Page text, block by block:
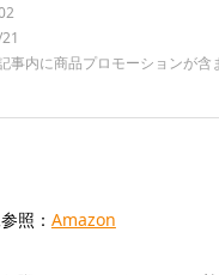
事内に商品プロモーションが含
照： Amazon